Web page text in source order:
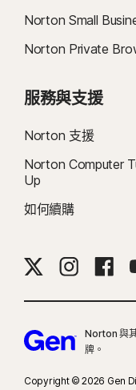
Norton Small
Norton Private
服務與支援
Norton 支援
Norton Computer
Up
如何續購
Norton 與
牌。
Copyright © 2026 Gen